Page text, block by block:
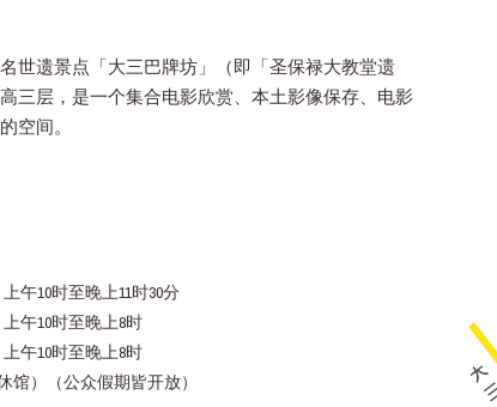
世遗景点「大三巴牌坊」（即「圣保禄大教堂遗
三层，是一个集合电影欣赏、本土影像保存、电影
空间。
午10时至晚上11时30分
午10时至晚上8时
午10时至晚上8时
馆）（公众假期皆开放）